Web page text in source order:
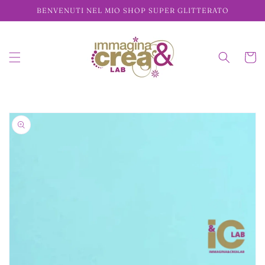
direttamente
ai contenuti
BENVENUTI NEL MIO SHOP SUPER GLITTERATO
Passa alle
informazioni
sul prodotto